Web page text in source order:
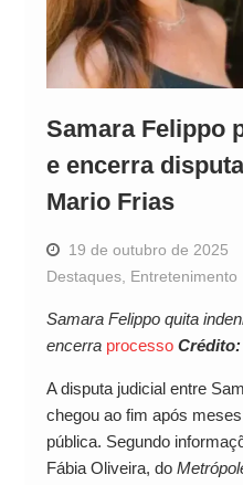
Samara Felippo
e encerra
Mario Frias
19 de outubro de 2025
Destaques, Entretenimento
Samara Felippo quita
encerra processo
A disputa judicial entre
chegou ao fim após
pública. Segundo
Fábia Oliveira, do